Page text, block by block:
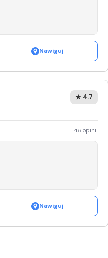
Nawiguj
★ 4.7
46 opinii
Nawiguj